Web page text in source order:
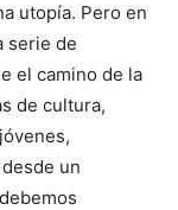
utopía. Pero en
serie de
el camino de la
de cultura,
un